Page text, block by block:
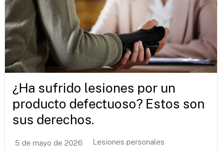
¿Ha sufrido lesiones por un
producto defectuoso? Estos son
sus derechos.
5 de mayo de 2026 Lesiones personales